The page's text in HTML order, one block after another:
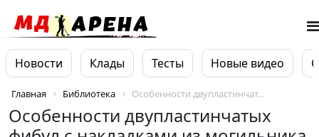
Новости Клады Тесты Новые видео
Главная Библиотека Особенности двупластинчат...
Особенности двупластинчатых